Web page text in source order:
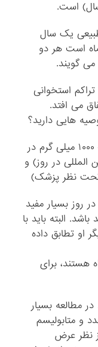
یک سال
نشده باشد. به فردی هم که ۲ ماه است هر دو
گویند.
استخوانی
هایی دارید؟
۱- مصرف مقادیر کافی کلسیم (۱۵۰۰ – ۱۰۰۰ میلی گرم در
– ۴۰۰ واحد بین المللی در روز) و
نظر پزشک)
روی در روز بسیار مفید
البته باید با
او تطابق داده
هستند، برای
مطالعه بسیار
و متابولیسم
که از نظر عرض